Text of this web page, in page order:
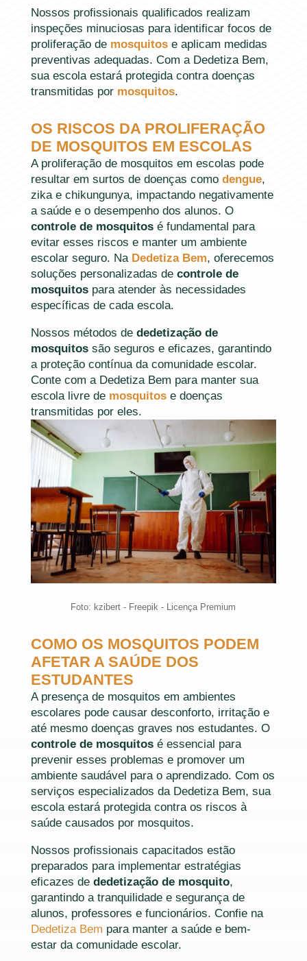
Nossos profissionais qualificados realizam
inspeções minuciosas para identificar focos de
proliferação de mosquitos e aplicam medidas
preventivas adequadas. Com a Dedetiza Bem,
sua escola estará protegida contra doenças
transmitidas por mosquitos.
OS RISCOS DA PROLIFERAÇÃO
DE MOSQUITOS EM ESCOLAS
A proliferação de mosquitos em escolas pode
resultar em surtos de doenças como dengue,
zika e chikungunya, impactando negativamente
a saúde e o desempenho dos alunos. O
controle de mosquitosé fundamental para
evitar esses riscos e manter um ambiente
escolar seguro. Na Dedetiza Bem, oferecemos
soluções personalizadas de controle de
mosquitospara atender às necessidades
específicas de cada escola.
Nossos métodos de dedetização de
mosquitossão seguros e eficazes, garantindo
a proteção contínua da comunidade escolar.
Conte com a Dedetiza Bem para manter sua
escola livre de mosquitos e doenças
transmitidas por eles.
Foto: kzibert - Freepik - Licença Premium
COMO OS MOSQUITOS PODEM
AFETAR A SAÚDE DOS
ESTUDANTES
A presença de mosquitos em ambientes
escolares pode causar desconforto, irritação e
até mesmo doenças graves nos estudantes. O
controle de mosquitosé essencial para
prevenir esses problemas e promover um
ambiente saudável para o aprendizado. Com os
serviços especializados da Dedetiza Bem, sua
escola estará protegida contra os riscos à
saúde causados por mosquitos.
Nossos profissionais capacitados estão
preparados para implementar estratégias
eficazes de dedetização de mosquito,
garantindo a tranquilidade e segurança de
alunos, professores e funcionários. Confie na
Dedetiza Bem para manter a saúde e bem-
estar da comunidade escolar.